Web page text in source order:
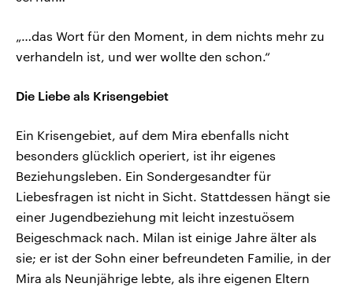
„…das Wort für den Moment, in dem nichts mehr zu
verhandeln ist, und wer wollte den schon.“
Die Liebe als Krisengebiet
Ein Krisengebiet, auf dem Mira ebenfalls nicht
besonders glücklich operiert, ist ihr eigenes
Beziehungsleben. Ein Sondergesandter für
Liebesfragen ist nicht in Sicht. Stattdessen hängt sie
einer Jugendbeziehung mit leicht inzestuösem
Beigeschmack nach. Milan ist einige Jahre älter als
sie; er ist der Sohn einer befreundeten Familie, in der
Mira als Neunjährige lebte, als ihre eigenen Eltern